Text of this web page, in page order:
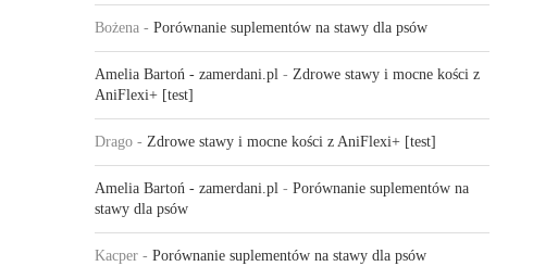
Bożena - Porównanie suplementów na stawy dla psów
Amelia Bartoń - zamerdani.pl - Zdrowe stawy i mocne kości z
AniFlexi+ [test]
Drago - Zdrowe stawy i mocne kości z AniFlexi+ [test]
Amelia Bartoń - zamerdani.pl - Porównanie suplementów na
stawy dla psów
Kacper - Porównanie suplementów na stawy dla psów